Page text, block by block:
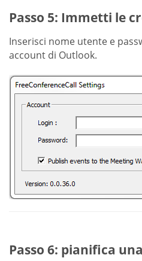
Passo 5: Immetti le
Inserisci nome utente e
account di Outlook.
Passo 6: pianifica